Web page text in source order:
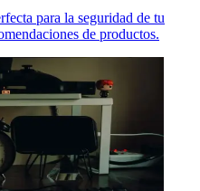
para la seguridad de tu
de productos.